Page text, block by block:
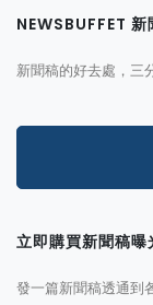
NEWSBUFFET
新聞稿的好去處，三
立即購買新聞稿曝
發一篇新聞稿透通到